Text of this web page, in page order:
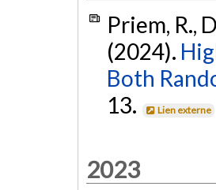
Priem, R.,
(2024).
Both
13.
Lien externe
2023